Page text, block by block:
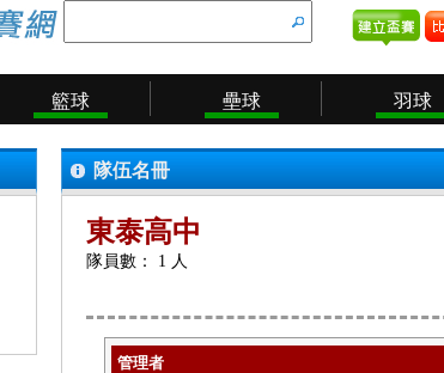
籃球 壘球 羽球
隊伍名冊
東泰高中
隊員數： 1 人
管理者